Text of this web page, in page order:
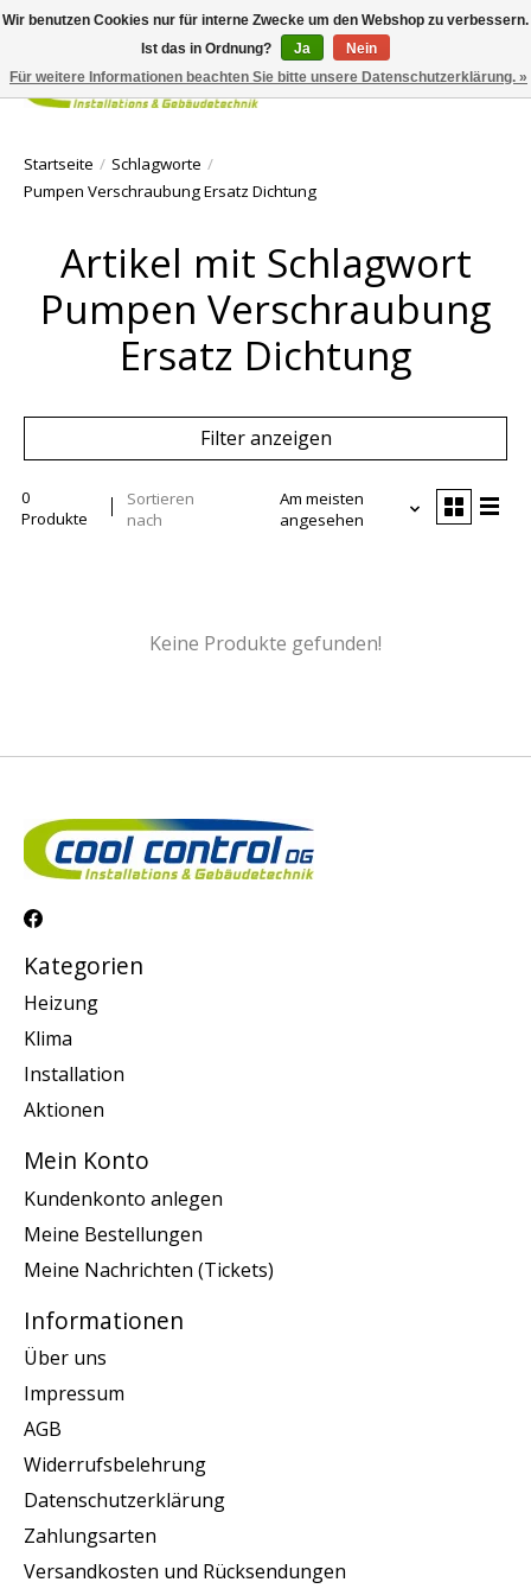
Ihr
Startseite / Schlagworte /
Pumpen Verschraubung Ersatz Dichtung
Artikel mit Schlagwort
Pumpen Verschraubung
Ersatz Dichtung
Filter anzeigen
0
Produkte
Sortieren
nach
Am meisten
angesehen
Keine Produkte gefunden!
Kategorien
Heizung
Klima
Installation
Aktionen
Mein Konto
Kundenkonto anlegen
Meine Bestellungen
Meine Nachrichten (Tickets)
Informationen
Über uns
Impressum
AGB
Widerrufsbelehrung
Datenschutzerklärung
Zahlungsarten
Versandkosten und Rücksendungen
Wir benutzen Cookies nur für interne Zwecke um den Webshop zu verbessern.
Ist das in Ordnung?
Ja
Nein
Für weitere Informationen beachten Sie bitte unsere Datenschutzerklärung. »